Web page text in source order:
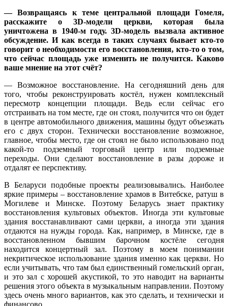
— Возвращаясь к теме центральной площади Гомеля,
расскажите о 3D-модели церкви, которая была
уничтожена в 1940-м году. 3D-модель вызвала активное
обсуждение. И как всегда в таких случаях бывает кто-то
говорит о необходимости его восстановления, кто-то о том,
что сейчас площадь уже изменить не получится. Каково
ваше мнение на этот счёт?
— Возможное восстановление. На сегодняшний день для
того, чтобы реконструировать костёл, нужен комплексный
пересмотр концепции площади. Ведь если сейчас его
отстраивать на том месте, где он стоял, получится что он будет
в центре автомобильного движения, машины будут объезжать
его с двух сторон. Технически восстановление возможное,
главное, чтобы место, где он стоял не было использовано под
какой-то подземный торговый центр или подземные
переходы. Они сделают восстановление в разы дороже и
отдалят ее перспективу.
В Беларуси подобные проекты реализовывались. Наиболее
яркие примеры – восстановление храмов в Витебске, ратуш в
Могилеве и Минске. Поэтому Беларусь знает практику
восстановления культовых объектов. Иногда эти культовые
здания восстанавливают сами церкви, а иногда эти здания
отдаются на нужды города. Как, например, в Минске, где в
восстановленном бывшим барочном костёле сегодня
находится концертный зал. Поэтому в моем понимании
некритическое использование здания именно как церкви. Но
если учитывать, что там был единственный гомельский орган,
и это зал с хорошей акустикой, то это наводит на варианты
решения этого объекта в музыкальным направлении. Поэтому
здесь очень много вариантов, как это сделать, и технически и
финансово.